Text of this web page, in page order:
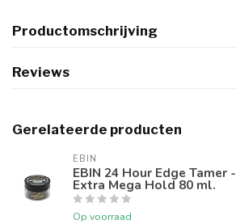
Productomschrijving
Reviews
Gerelateerde producten
EBIN
EBIN 24 Hour Edge Tamer -
Extra Mega Hold 80 ml.
Op voorraad